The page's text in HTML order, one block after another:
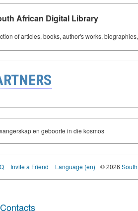
African Digital Library
of articles, books, author's works,
en geboorte in die kosmos
Invite a Friend Language (en) © 2026